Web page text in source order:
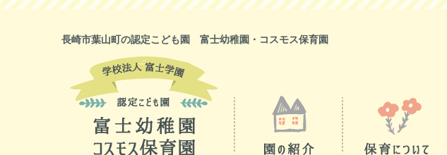
長崎市葉山町の認定こども園 富士幼稚園・コスモス保育園